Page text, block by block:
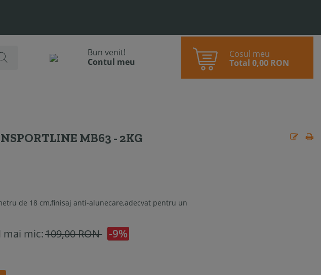
bun venit!
contul meu
Cosul meu
Total 0,00 RON
MB63 - 2KG
de 18 cm,finisaj anti-alunecare,adecvat pentru un
mai mic:109,00 RON -9%